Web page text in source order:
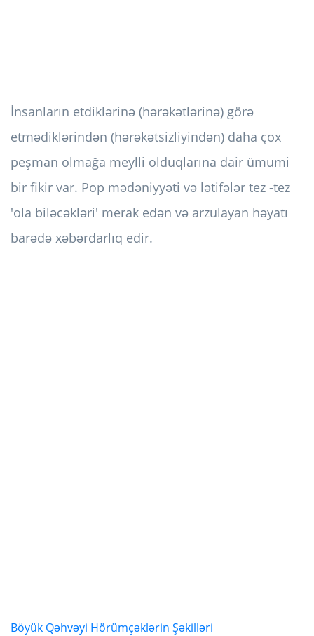
İnsanların etdiklərinə (hərəkətlərinə) görə
etmədiklərindən (hərəkətsizliyindən) daha çox
peşman olmağa meylli olduqlarına dair ümumi
bir fikir var. Pop mədəniyyəti və lətifələr tez -tez
'ola biləcəkləri' merak edən və arzulayan həyatı
barədə xəbərdarlıq edir.
Böyük Qəhvəyi Hörümçəklərin Şəkilləri